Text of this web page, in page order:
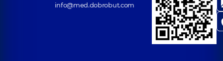
info@med.dobrobut.com